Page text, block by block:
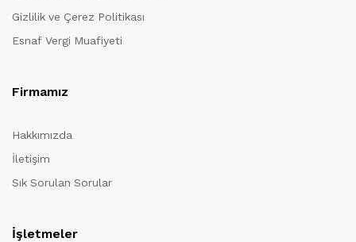
Gizlilik ve Çerez Politikası
Esnaf Vergi Muafiyeti
Firmamız
Hakkımızda
İletişim
Sık Sorulan Sorular
İşletmeler